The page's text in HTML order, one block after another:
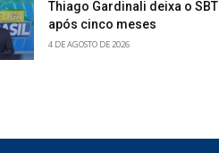
Thiago Gardinali deixa o SBT
após cinco meses
4 DE AGOSTO DE 2026